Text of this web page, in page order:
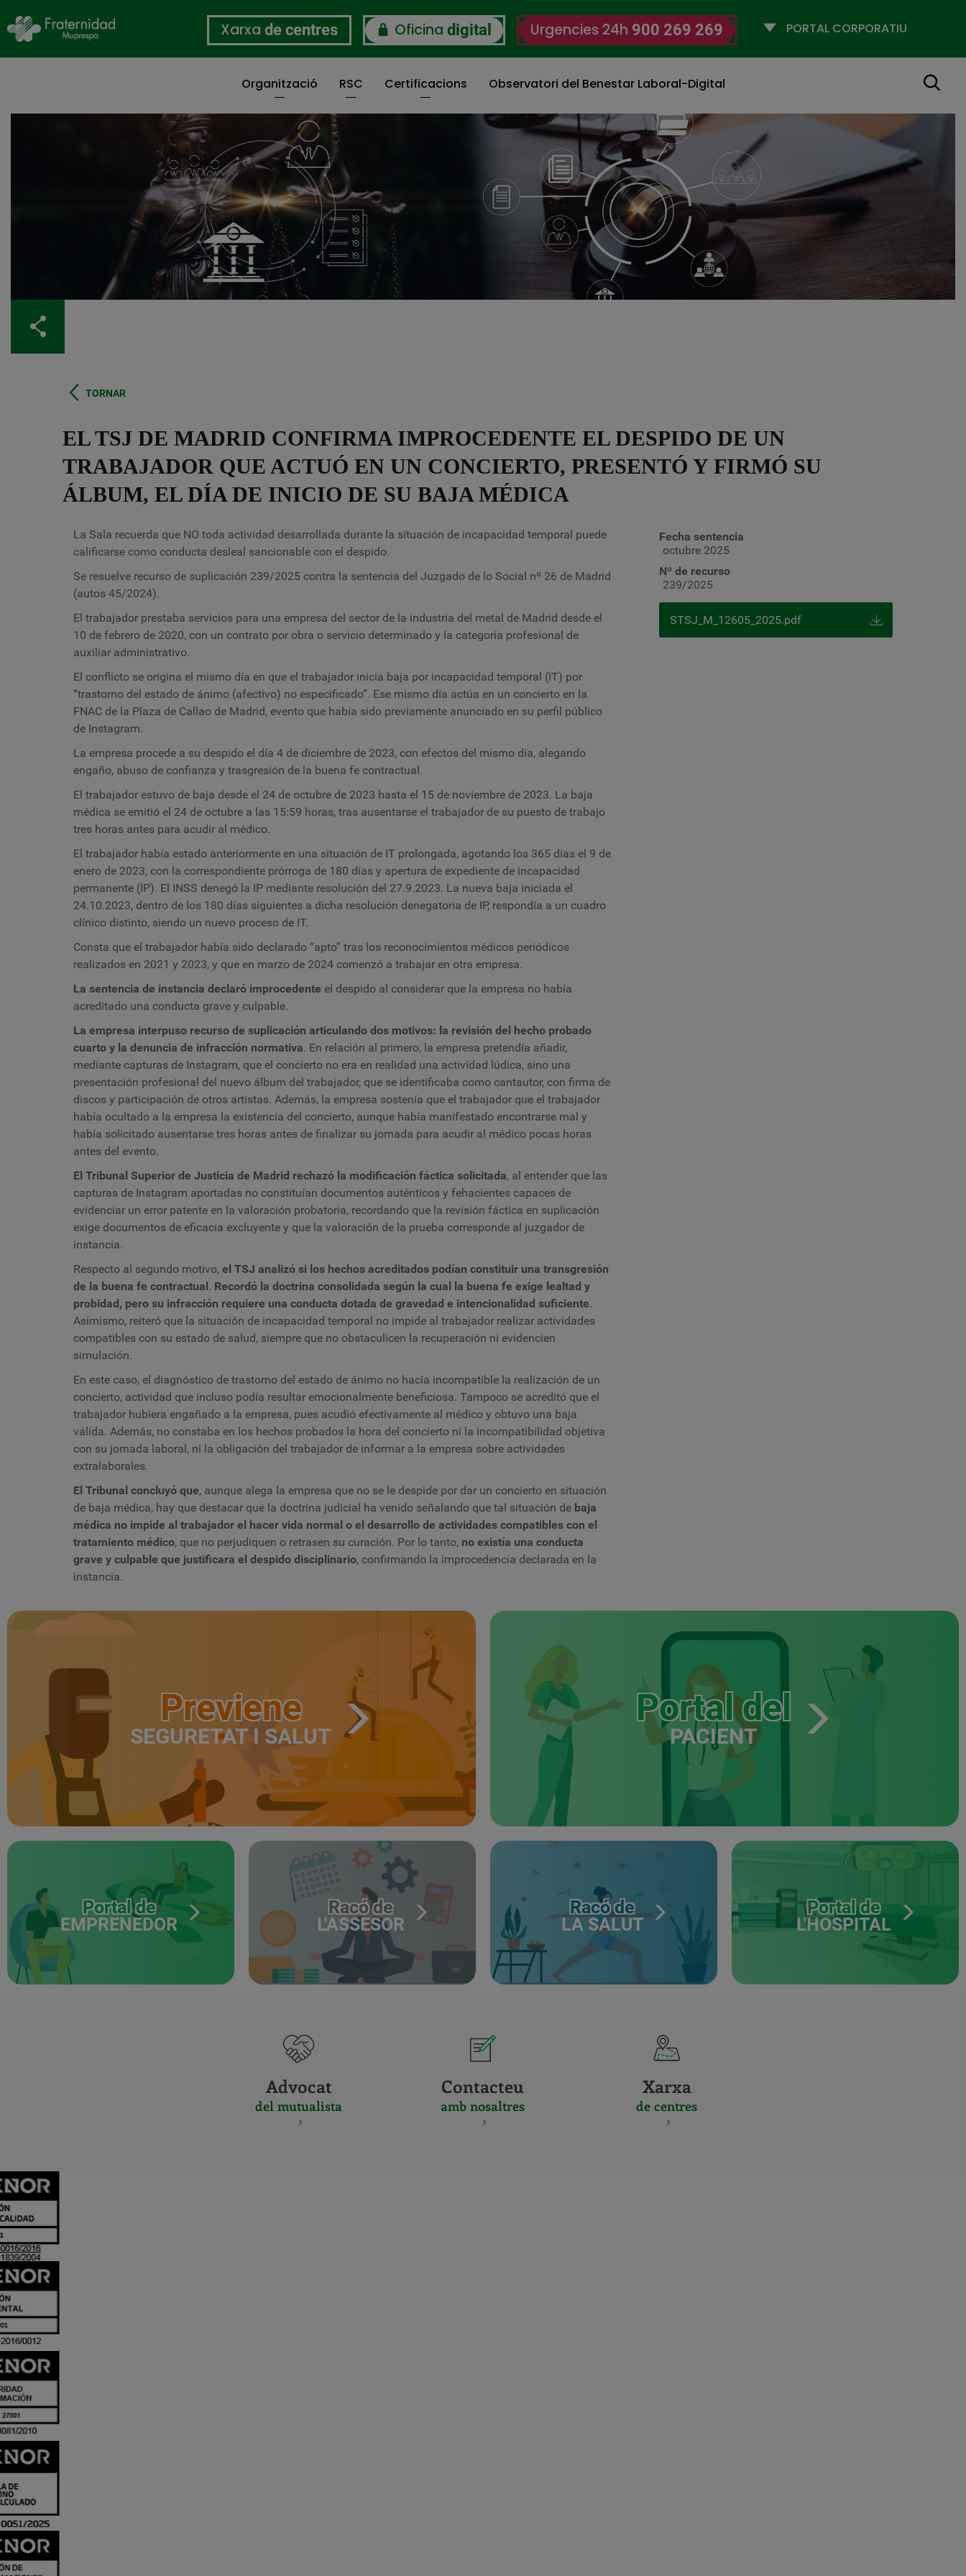
Xarxa de centres Oficina digital Urgencies 24h 900 269 269
Selecciona
Organització RSC Certificacions Observatori del Benestar Laboral-Digital Cerca
TORNAR
EL TSJ DE MADRID CONFIRMA IMPROCEDENTE EL DESPIDO DE UN
TRABAJADOR QUE ACTUÓ EN UN CONCIERTO, PRESENTÓ Y FIRMÓ SU
ÁLBUM, EL DÍA DE INICIO DE SU BAJA MÉDICA
La Sala recuerda que NO toda actividad desarrollada durante la situación de incapacidad temporal puede
calificarse como conducta desleal sancionable con el despido.
Se resuelve recurso de suplicación 239/2025 contra la sentencia del Juzgado de lo Social nº 26 de Madrid
(autos 45/2024).
El trabajador prestaba servicios para una empresa del sector de la industria del metal de Madrid desde el
10 de febrero de 2020, con un contrato por obra o servicio determinado y la categoría profesional de
auxiliar administrativo.
El conflicto se origina el mismo día en que el trabajador inicia baja por incapacidad temporal (IT) por
“trastorno del estado de ánimo (afectivo) no especificado”. Ese mismo día actúa en un concierto en la
FNAC de la Plaza de Callao de Madrid, evento que había sido previamente anunciado en su perfil público
de Instagram.
La empresa procede a su despido el día 4 de diciembre de 2023, con efectos del mismo día, alegando
engaño, abuso de confianza y trasgresión de la buena fe contractual.
El trabajador estuvo de baja desde el 24 de octubre de 2023 hasta el 15 de noviembre de 2023. La baja
médica se emitió el 24 de octubre a las 15:59 horas, tras ausentarse el trabajador de su puesto de trabajo
tres horas antes para acudir al médico.
El trabajador había estado anteriormente en una situación de IT prolongada, agotando los 365 días el 9 de
enero de 2023, con la correspondiente prórroga de 180 días y apertura de expediente de incapacidad
permanente (IP). El INSS denegó la IP mediante resolución del 27.9.2023. La nueva baja iniciada el
24.10.2023, dentro de los 180 días siguientes a dicha resolución denegatoria de IP, respondía a un cuadro
clínico distinto, siendo un nuevo proceso de IT.
Consta que el trabajador había sido declarado “apto” tras los reconocimientos médicos periódicos
realizados en 2021 y 2023, y que en marzo de 2024 comenzó a trabajar en otra empresa.
La sentencia de instancia declaró improcedente el despido al considerar que la empresa no había
acreditado una conducta grave y culpable.
La empresa interpuso recurso de suplicación articulando dos motivos: la revisión del hecho probado
cuarto y la denuncia de infracción normativa. En relación al primero, la empresa pretendía añadir,
mediante capturas de Instagram, que el concierto no era en realidad una actividad lúdica, sino una
presentación profesional del nuevo álbum del trabajador, que se identificaba como cantautor, con firma de
discos y participación de otros artistas. Además, la empresa sostenía que el trabajador que el trabajador
había ocultado a la empresa la existencia del concierto, aunque había manifestado encontrarse mal y
había solicitado ausentarse tres horas antes de finalizar su jornada para acudir al médico pocas horas
antes del evento.
El Tribunal Superior de Justicia de Madrid rechazó la modificación fáctica solicitada, al entender que las
capturas de Instagram aportadas no constituían documentos auténticos y fehacientes capaces de
evidenciar un error patente en la valoración probatoria, recordando que la revisión fáctica en suplicación
exige documentos de eficacia excluyente y que la valoración de la prueba corresponde al juzgador de
instancia.
Respecto al segundo motivo, el TSJ analizó si los hechos acreditados podían constituir una transgresión
de la buena fe contractual. Recordó la doctrina consolidada según la cual la buena fe exige lealtad y
probidad, pero su infracción requiere una conducta dotada de gravedad e intencionalidad suficiente.
Asimismo, reiteró que la situación de incapacidad temporal no impide al trabajador realizar actividades
compatibles con su estado de salud, siempre que no obstaculicen la recuperación ni evidencien
simulación.
En este caso, el diagnóstico de trastorno del estado de ánimo no hacía incompatible la realización de un
concierto, actividad que incluso podía resultar emocionalmente beneficiosa. Tampoco se acreditó que el
trabajador hubiera engañado a la empresa, pues acudió efectivamente al médico y obtuvo una baja
válida. Además, no constaba en los hechos probados la hora del concierto ni la incompatibilidad objetiva
con su jornada laboral, ni la obligación del trabajador de informar a la empresa sobre actividades
extralaborales.
El Tribunal concluyó que, aunque alega la empresa que no se le despide por dar un concierto en situación
de baja médica, hay que destacar que la doctrina judicial ha venido señalando que tal situación de baja
médica no impide al trabajador el hacer vida normal o el desarrollo de actividades compatibles con el
tratamiento médico, que no perjudiquen o retrasen su curación. Por lo tanto, no existía una conducta
grave y culpable que justificara el despido disciplinario, confirmando la improcedencia declarada en la
instancia.
Fecha sentencia
octubre 2025
Nº de recurso
239/2025
STSJ_M_12605_2025.pdf
Previene
SEGURETAT I SALUT
Portal del
PACIENT
Portal de
EMPRENEDOR
Racó de
L'ASSESOR
Racó de
LA SALUT
Portal de
L'HOSPITAL
Advocat
del mutualista
Contacteu
amb nosaltres
Xarxa
de centres